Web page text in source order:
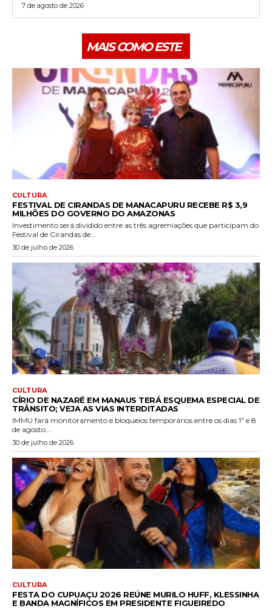
7 de agosto de 2026
MAIS COMO ESTE
CULTURA
FESTIVAL DE CIRANDAS DE MANACAPURU RECEBE R$ 3,9
MILHÕES DO GOVERNO DO AMAZONAS
Investimento será dividido entre as três agremiações que participam do
Festival de Cirandas de...
30 de julho de 2026
CULTURA
CÍRIO DE NAZARÉ EM MANAUS TERÁ ESQUEMA ESPECIAL DE
TRÂNSITO; VEJA AS VIAS INTERDITADAS
IMMU fará monitoramento e bloqueios temporários entre os dias 1º e 8
de agosto...
30 de julho de 2026
CULTURA
FESTA DO CUPUAÇU 2026 REÚNE MURILO HUFF, KLESSINHA
E BANDA MAGNÍFICOS EM PRESIDENTE FIGUEIREDO